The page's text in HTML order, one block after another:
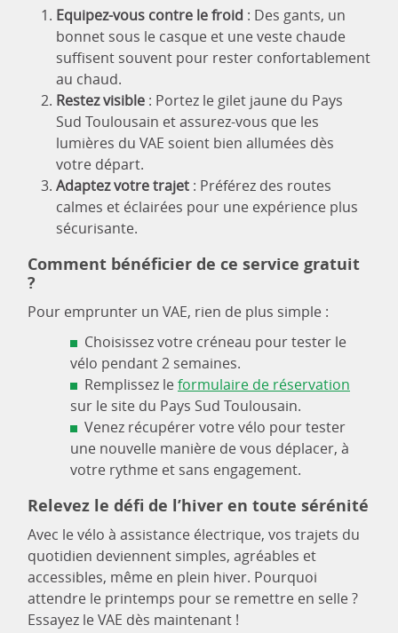
Equipez-vous contre le froid : Des gants, un
bonnet sous le casque et une veste chaude
suffisent souvent pour rester confortablement
au chaud.
Restez visible : Portez le gilet jaune du Pays
Sud Toulousain et assurez-vous que les
lumières du VAE soient bien allumées dès
votre départ.
Adaptez votre trajet : Préférez des routes
calmes et éclairées pour une expérience plus
sécurisante.
Comment bénéficier de ce service gratuit
?
Pour emprunter un VAE, rien de plus simple :
Choisissez votre créneau pour tester le
vélo pendant 2 semaines.
Remplissez leformulaire de réservation
sur le site du Pays Sud Toulousain.
Venez récupérer votre vélo pour tester
une nouvelle manière de vous déplacer, à
votre rythme et sans engagement.
Relevez le défi de l’hiver en toute sérénité
Avec le vélo à assistance électrique, vos trajets du
quotidien deviennent simples, agréables et
accessibles, même en plein hiver. Pourquoi
attendre le printemps pour se remettre en selle ?
Essayez le VAE dès maintenant !